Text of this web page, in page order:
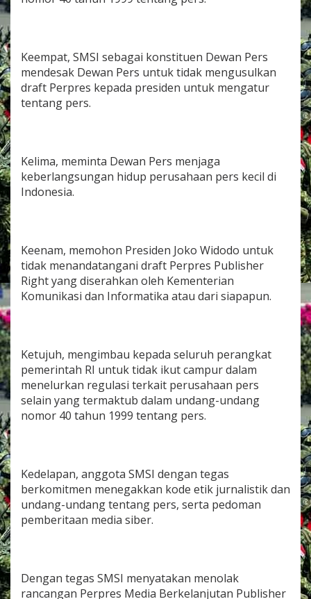
c
a
n
P
e
P
u
e
r
R
i
g
Keempat, SMSI sebagai konstituen Dewan Pers
mendesak Dewan Pers untuk tidak mengusulkan
draft Perpres kepada presiden untuk mengatur
tentang pers.
Kelima, meminta Dewan Pers menjaga
keberlangsungan hidup perusahaan pers kecil di
Indonesia.
Keenam, memohon Presiden Joko Widodo untuk
tidak menandatangani draft Perpres Publisher
Right yang diserahkan oleh Kementerian
Komunikasi dan Informatika atau dari siapapun.
Ketujuh, mengimbau kepada seluruh perangkat
pemerintah RI untuk tidak ikut campur dalam
menelurkan regulasi terkait perusahaan pers
selain yang termaktub dalam undang-undang
nomor 40 tahun 1999 tentang pers.
Kedelapan, anggota SMSI dengan tegas
berkomitmen menegakkan kode etik jurnalistik dan
undang-undang tentang pers, serta pedoman
pemberitaan media siber.
Dengan tegas SMSI menyatakan menolak
rancangan Perpres Media Berkelanjutan Publisher